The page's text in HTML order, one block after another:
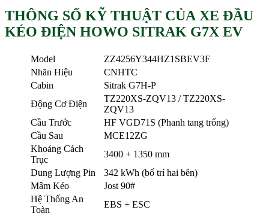
THÔNG SỐ KỸ THUẬT CỦA XE ĐẦU
KÉO ĐIỆN HOWO SITRAK G7X EV
Model
ZZ4256Y344HZ1SBEV3F
Nhãn Hiệu
CNHTC
Cabin
Sitrak G7H-P
Động Cơ Điện
TZ220XS-ZQV13 / TZ220XS-
ZQV13
Cầu Trước
HF VGD71S (Phanh tang trống)
Cầu Sau
MCE12ZG
Khoảng Cách
Trục
3400 + 1350 mm
Dung Lượng Pin
342 kWh (bố trí hai bên)
Mâm Kéo
Jost 90#
Hệ Thống An
Toàn
EBS + ESC